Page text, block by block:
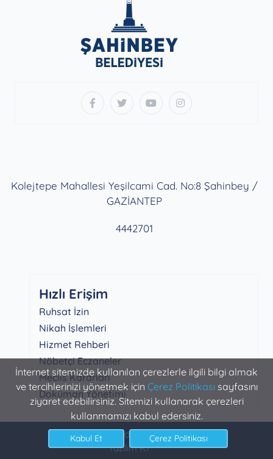
İnternet sitemizde kullanılan çerezlerle ilgili bilgi almak
ve tercihlerinizi yönetmek için Çerez Politikasısayfasını
ziyaret edebilirsiniz. Sitemizi kullanarak çerezleri
kullanmamızı kabul edersiniz.
Kolejtepe Mahallesi Yeşilcami Cad. No:8 Şahinbey /
GAZİANTEP
4442701
Hızlı Erişim
Ruhsat İzin
Nikah İşlemleri
Hizmet Rehberi
Nöbetçi Eczaneler
Meclis Kararları
Doküman Yönetimi
Şahinbey Belediyesi Bilgi İşlem
Yazılım K7